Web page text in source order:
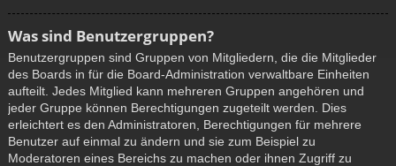
Was sind Benutzergruppen?
Benutzergruppen sind Gruppen von Mitgliedern, die die Mitglieder
des Boards in für die Board-Administration verwaltbare Einheiten
aufteilt. Jedes Mitglied kann mehreren Gruppen angehören und
jeder Gruppe können Berechtigungen zugeteilt werden. Dies
erleichtert es den Administratoren, Berechtigungen für mehrere
Benutzer auf einmal zu ändern und sie zum Beispiel zu
Moderatoren eines Bereichs zu machen oder ihnen Zugriff zu